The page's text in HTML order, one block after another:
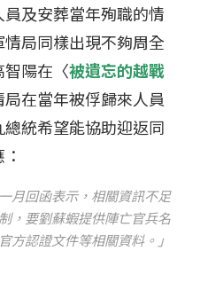
及安葬當年殉職的情
局同樣出現不夠周全
陽在〈被遺忘的越戰
在當年被俘歸來人員
統希望能協助迎返同
月回函表示，相關資訊不足
，要劉蘇蝦提供陣亡官兵名
方認證文件等相關資料。」